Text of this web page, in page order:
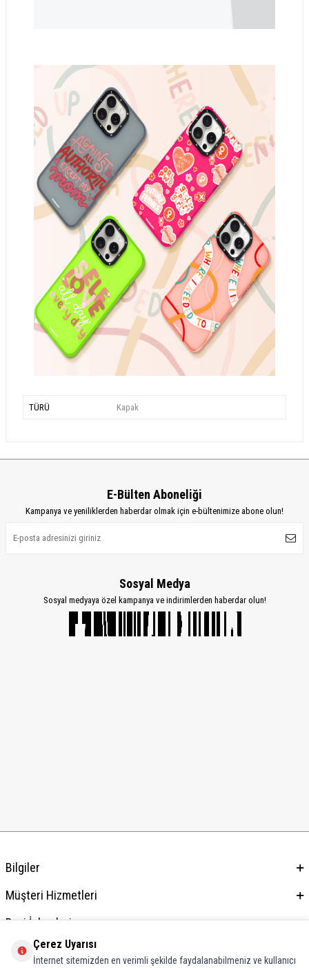
TÜRÜ Kapak
E-Bülten Aboneliği
Kampanya ve yeniliklerden haberdar olmak için e-bültenimize abone olun!
Sosyal Medya
Sosyal medyaya özel kampanya ve indirimlerden haberdar olun!
Bilgiler
Müşteri Hizmetleri
Bayi İşlemleri
Adres & İletişim
Çerez Uyarısı
İnternet sitemizden en verimli şekilde faydalanabilmeniz ve kullanıcı